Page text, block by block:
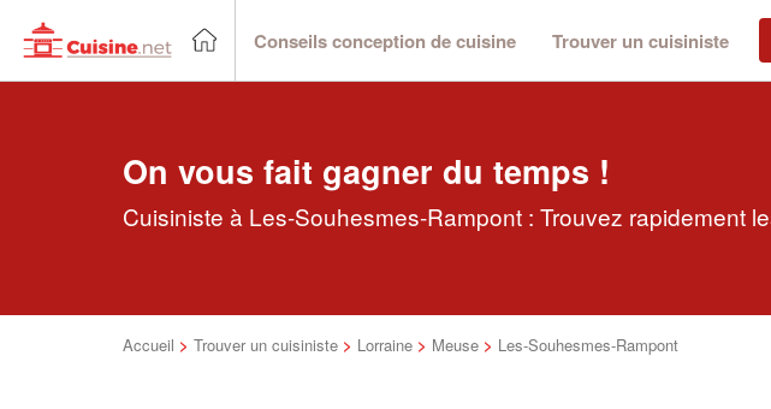
Conseils conception de cuisine Trouver un cuisiniste
On vous fait gagner du temps !
Cuisiniste à Les-Souhesmes-Rampont : Trouvez rapidement
Accueil > Trouver un cuisiniste > Lorraine > Meuse > Les-Souhesmes-Rampont